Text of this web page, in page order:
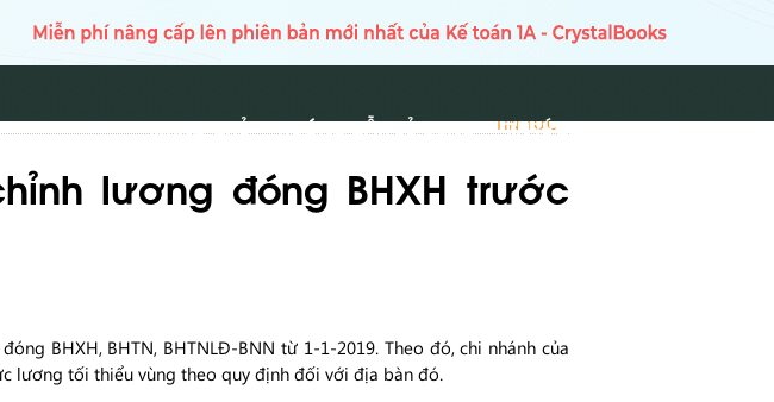
TRANG CHỦ HƯỚNG DẪN SỬ DỤNG TIN TỨC
TIN TỨC
lương đóng BHXH trước
BHXH, BHTN, BHTNLĐ-BNN từ 1-1-2019. Theo đó, chi nhánh của
lương tối thiểu vùng theo quy định đối với địa bàn đó.